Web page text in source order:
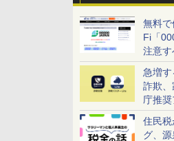
無料で
Fi「
注意す
急増
詐欺
庁推奨
しよう
住民
グ、